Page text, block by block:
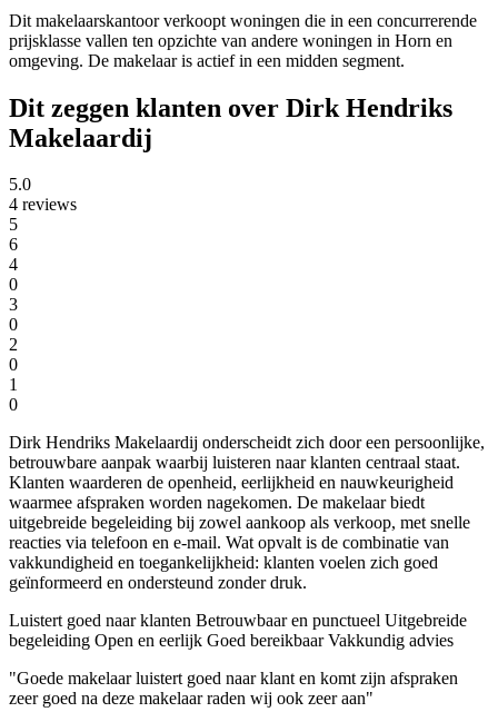
Dit makelaarskantoor verkoopt woningen die in een concurrerende
prijsklasse vallen ten opzichte van andere woningen in Horn en
omgeving. De makelaar is actief in een midden segment.
Dit zeggen klanten over Dirk Hendriks
Makelaardij
5.0
4 reviews
5
6
4
0
3
0
2
0
1
0
Dirk Hendriks Makelaardij onderscheidt zich door een persoonlijke,
betrouwbare aanpak waarbij luisteren naar klanten centraal staat.
Klanten waarderen de openheid, eerlijkheid en nauwkeurigheid
waarmee afspraken worden nagekomen. De makelaar biedt
uitgebreide begeleiding bij zowel aankoop als verkoop, met snelle
reacties via telefoon en e-mail. Wat opvalt is de combinatie van
vakkundigheid en toegankelijkheid: klanten voelen zich goed
geïnformeerd en ondersteund zonder druk.
Luistert goed naar klanten Betrouwbaar en punctueel Uitgebreide
begeleiding Open en eerlijk Goed bereikbaarVakkundig advies
"Goede makelaar luistert goed naar klant en komt zijn afspraken
zeer goed na deze makelaar raden wij ook zeer aan"